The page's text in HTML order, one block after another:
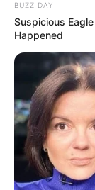
ГАРЯЧI ПОДІЇ
У
СЕР 6, 2026
BUZZ DAY
Suspicious
Happened